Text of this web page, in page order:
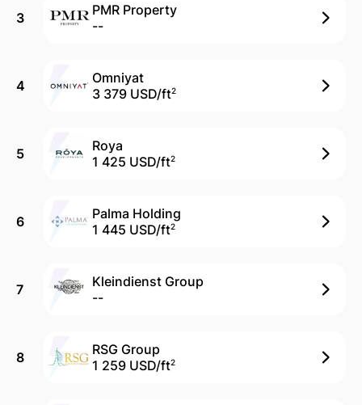
3
PMR Property
--
4
Omniyat
3 379 USD/ft2
5
Roya
1 425 USD/ft2
6
Palma Holding
1 445 USD/ft2
7
Kleindienst Group
--
8
RSG Group
1 259 USD/ft2